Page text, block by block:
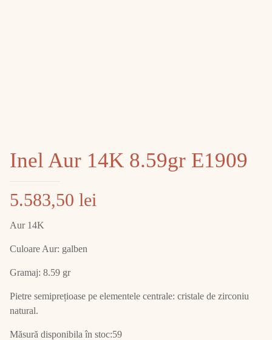
Inel Aur 14K 8.59gr E1909
5.583,50 lei
Aur 14K
Culoare Aur: galben
Gramaj: 8.59 gr
Pietre semiprețioase pe elementele centrale: cristale de zirconiu
natural.
Măsură disponibila în stoc:59